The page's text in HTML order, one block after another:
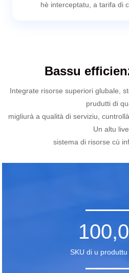
hè interceptatu, a tarifa di
Bassu
Integrate risorse superiori glubale,
prudutti di
migliurà a qualità di serviziu,
Un altu
sistema di risorse cù
SKU di u